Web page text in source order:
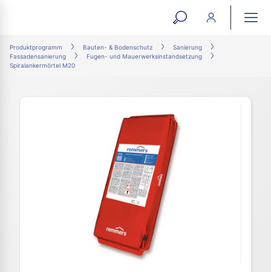
open
search
form
Produktprogramm Bauten- & Bodenschutz
Sanierung
Fassadensanierung
Fugen- und Mauerwerksinstandsetzung
Spiralankermörtel M20